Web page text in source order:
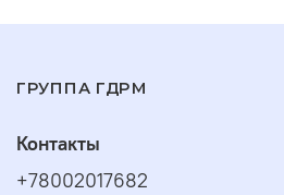
ГРУППА ГДРМ
Контакты
+78002017682